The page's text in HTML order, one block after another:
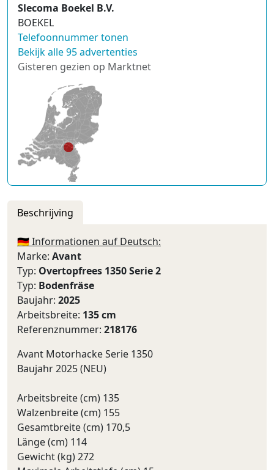
Slecoma Boekel B.V.
BOEKEL
Telefoonnummer tonen
Bekijk alle 95 advertenties
Gisteren gezien op Marktnet
Beschrijving
🇩🇪 Informationen auf Deutsch:
Marke: Avant
Typ: Overtopfrees 1350 Serie 2
Typ: Bodenfräse
Baujahr: 2025
Arbeitsbreite: 135 cm
Referenznummer: 218176
Avant Motorhacke Serie 1350
Baujahr 2025 (NEU)
Arbeitsbreite (cm) 135
Walzenbreite (cm) 155
Gesamtbreite (cm) 170,5
Länge (cm) 114
Gewicht (kg) 272